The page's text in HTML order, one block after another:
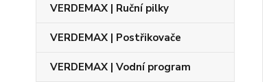
VERDEMAX | Ruční pilky
VERDEMAX | Postřikovače
VERDEMAX | Vodní program